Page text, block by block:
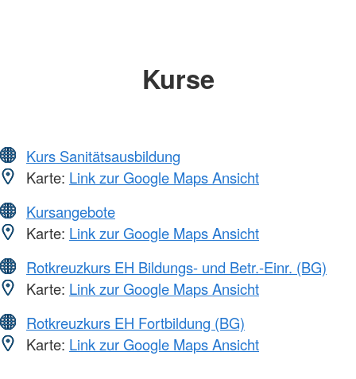
Kurse
Kurs Sanitätsausbildung
Karte: Link zur Google Maps Ansicht
Kursangebote
Karte: Link zur Google Maps Ansicht
Rotkreuzkurs EH Bildungs- und Betr.-Einr. (BG)
Karte: Link zur Google Maps Ansicht
Rotkreuzkurs EH Fortbildung (BG)
Karte: Link zur Google Maps Ansicht